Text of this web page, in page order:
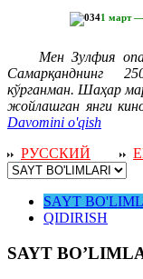
1 март —
Мен Зулфия
Самарқанднинг
кўрганман. Шаҳар
жойлашган янги
Davomini o'qish
РУССКИЙ
SAYT
QIDIRISH
SAYT